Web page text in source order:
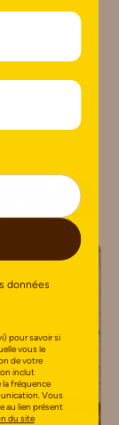
sucre
données
pour savoir si
vous le
de votre
inclut
fréquence
Vous
au lien présent
du site